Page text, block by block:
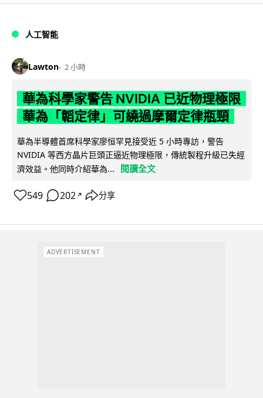
人工智能
Lawton 2 小時
華為科學家警告 NVIDIA 已近物理極限
華為「韜定律」可繞過摩爾定律瓶頸
華為半導體首席科學家廖恒罕見接受近 5 小時專訪，警告
NVIDIA 等西方晶片巨頭正逼近物理極限，傳統製程升級已失經
濟效益。他同時介紹華為...
閱讀全文
549 202 ↗ 分享
ADVERTISEMENT